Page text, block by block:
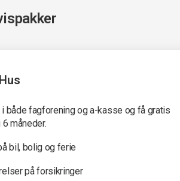
både fagforening og a-kasse og få gratis
måneder.
bil, bolig og ferie
på forsikringer